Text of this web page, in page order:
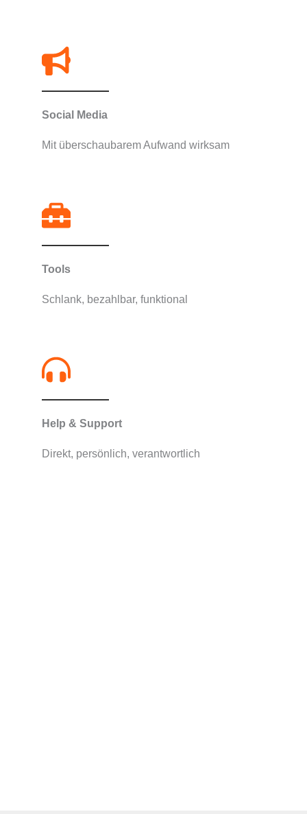
Social Media​
Mit überschaubarem Aufwand wirksam
Tools​
Schlank, bezahlbar, funktional
Help & Support​
Direkt, persönlich, verantwortlich